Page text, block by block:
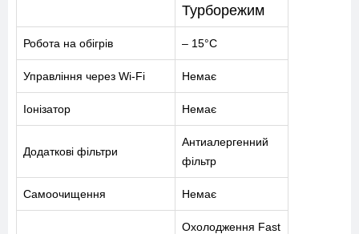
Турборежим
Робота на обігрів – 15°C
Управління через Wi-Fi Немає
Іонізатор Немає
Додаткові фільтри
Антиалергенний
фільтр
Самоочищення Немає
Охолодження Fast